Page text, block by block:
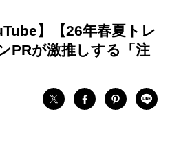
】【26年春夏トレ
PRが激推しする「注